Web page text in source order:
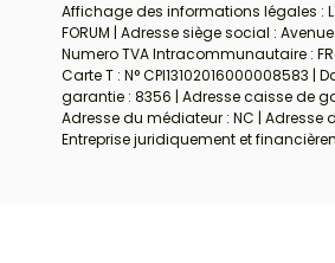
Affichage des informations légales :
FORUM | Adresse siège social :
Numero TVA Intracommunautaire :
Carte T : N° CPI13102016000008583
garantie : 8356 | Adresse caisse de
Adresse du médiateur : NC | Adresse
Entreprise juridiquement et